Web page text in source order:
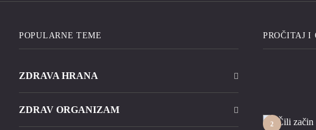
POPULARNE TEME
ZDRAVA HRANA
ZDRAV ORGANIZAM
PROČITAJ I
2